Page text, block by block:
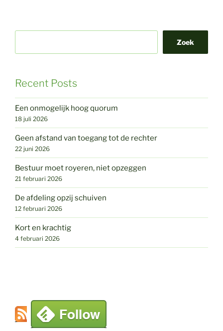
Zoek
Recent Posts
Een onmogelijk hoog quorum
18 juli 2026
Geen afstand van toegang tot de rechter
22 juni 2026
Bestuur moet royeren, niet opzeggen
21 februari 2026
De afdeling opzij schuiven
12 februari 2026
Kort en krachtig
4 februari 2026